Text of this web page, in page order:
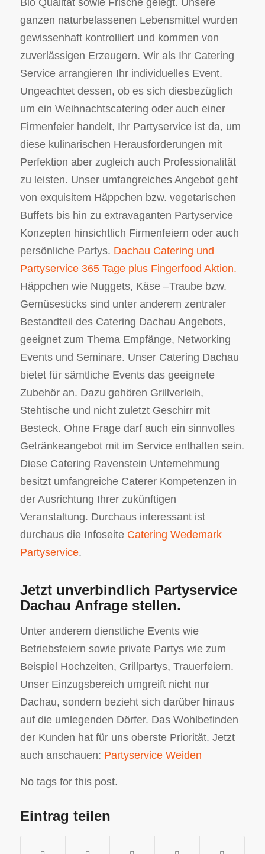
ganzen naturbelassenen Lebensmittel wurden
gewissenhaft kontrolliert und kommen von
zuverlässigen Erzeugern. Wir als Ihr Catering
Service arrangieren Ihr individuelles Event.
Ungeachtet dessen, ob es sich diesbezüglich
um ein Weihnachtscatering oder auch einer
Firmenfeier handelt, Ihr Partyservice ist da, um
diese kulinarischen Herausforderungen mit
Perfektion aber zugleich auch Professionalität
zu leisten. Unser umfangreiches Angebot geht
von exquisitem Häppchen bzw. vegetarischen
Buffets bis hin zu extravaganten Partyservice
Konzepten hinsichtlich Firmenfeiern oder auch
persönliche Partys. Dachau Catering und
Partyservice 365 Tage plus Fingerfood Aktion.
Häppchen wie Nuggets, Käse –Traube bzw.
Gemüsesticks sind unter anderem zentraler
Bestandteil des Catering Dachau Angebots,
geeignet zum Thema Empfänge, Networking
Events und Seminare. Unser Catering Dachau
bietet für sämtliche Events das geeignete
Zubehör an. Dazu gehören Grillverleih,
Stehtische und nicht zuletzt Geschirr mit
Besteck. Ohne Frage darf auch ein sinnvolles
Getränkeangebot mit im Service enthalten sein.
Diese Catering Ravenstein Unternehmung
besitzt umfangreiche Caterer Kompetenzen in
der Ausrichtung Ihrer zukünftigen
Veranstaltung. Durchaus interessant ist
durchaus die Infoseite Catering Wedemark
Partyservice.
Jetzt unverbindlich Partyservice
Dachau Anfrage stellen.
Unter anderem dienstliche Events wie
Betriebsfeiern sowie private Partys wie zum
Beispiel Hochzeiten, Grillpartys, Trauerfeiern.
Unser Einzugsbereich umgreift nicht nur
Dachau, sondern bezieht sich darüber hinaus
auf die umlegenden Dörfer. Das Wohlbefinden
der Kunden hat für uns oberste Priorität. Jetzt
auch anschauen: Partyservice Weiden
No tags for this post.
Eintrag teilen